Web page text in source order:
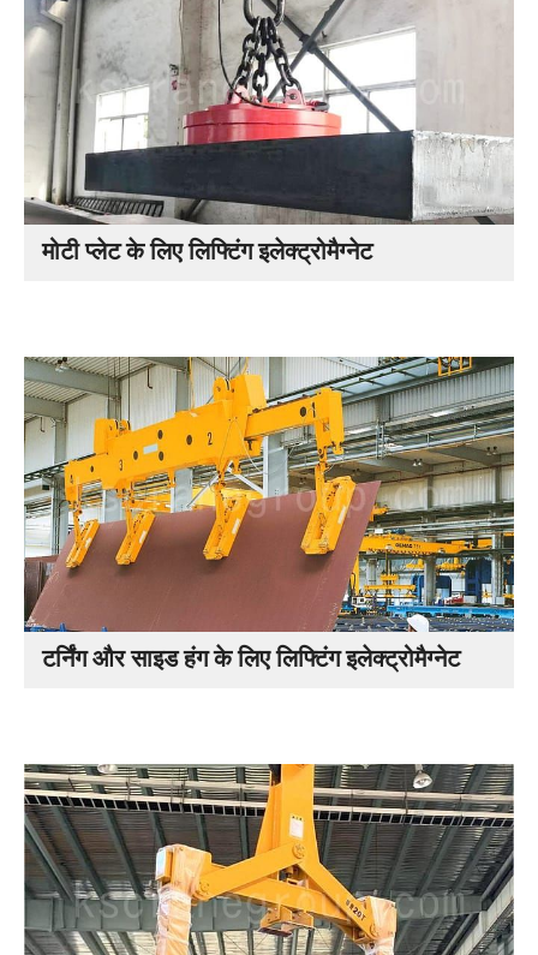
मोटी प्लेट के लिए लिफ्टिंग इलेक्ट्रोमैग्नेट
टर्निंग और साइड हंग के लिए लिफ्टिंग इलेक्ट्रोमैग्नेट